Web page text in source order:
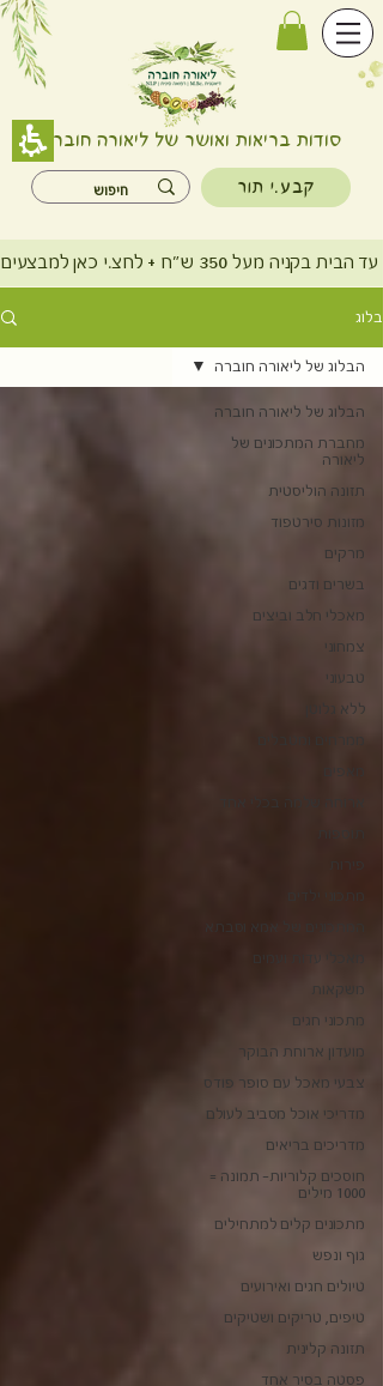
רימונים
liora-
houbara
סודות בריאות ואושר של ליאורה חוברה
קבע.י תור
ש"ח + לחצ.י כאן למבצעים
בלוג
הבלוג של ליאורה חוברה
מחברת המתכונים של
ליאורה
תזונה הוליסטית
מזונות סירטפוד
מרקים
בשרים ודגים
מאכלי חלב וביצים
צמחוני
טבעוני
ללא גלוטן
מאכלי עדות ועמים
משקאות
מתכוני חגים
מועדון ארוחת הבוקר
צבעי מאכל עם סופר פודס
מדריכי אוכל מסביב לעולם
מדריכים בריאים
חוסכים קלוריות- תמונה =
1000 מילים
מתכונים קלים למתחילים
גוף ונפש
טיולים חגים ואירועים
טיפים, טריקים ושטיקים
תזונה קלינית
פסטה בסיר אחד
הבלוג של ליאורה חוברה